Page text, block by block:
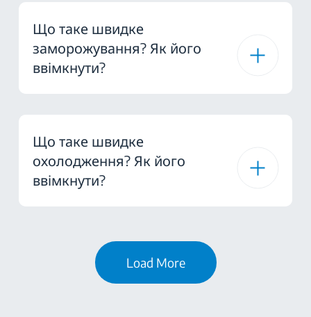
Що таке швидке
заморожування? Як його
ввімкнути?
Що таке швидке
охолодження? Як його
ввімкнути?
Load More